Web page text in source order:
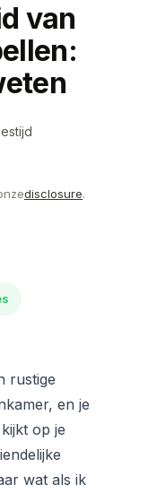
van
disclosure.
rustige
en je
op je
wat als ik